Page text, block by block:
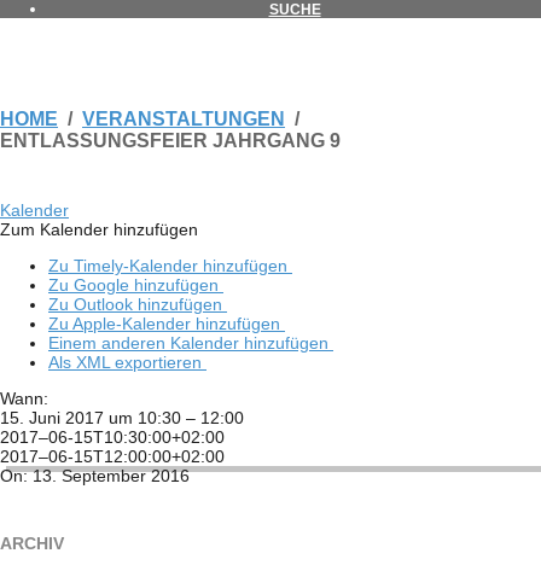
SUCHE
HOME
VERANSTALTUNGEN
ENTLASSUNGSFEIER JAHRGANG 9
Kalen­der
Zum Kalen­der hinzufügen
Zu Timely-Kalen­der hinzufügen
Zu Google hinzufügen
Zu Out­look hinzufügen
Zu Apple-Kalen­der hinzufügen
Einem ande­ren Kalen­der hinzufügen
Als XML exportieren
Wann:
15. Juni 2017 um 10:30 – 12:00
2017–06-15T10:30:00+02:00
2017–06-15T12:00:00+02:00
2016-
On: 13. September 2016
ARCHIV